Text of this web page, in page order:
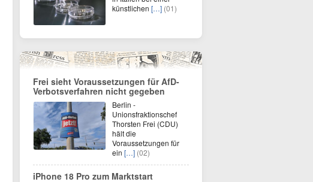
künstlichen […] (01)
Frei sieht Voraussetzungen für AfD-
Verbotsverfahren nicht gegeben
Berlin -
Unionsfraktionschef
Thorsten Frei (CDU)
hält die
Voraussetzungen für
ein […] (02)
iPhone 18 Pro zum Marktstart